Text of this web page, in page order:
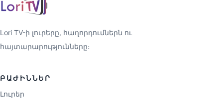
Lori TV-ի լուրերը, հաղորդումներն ու
հայտարարությունները։
ԲԱԺԻՆՆԵՐ
Լուրեր